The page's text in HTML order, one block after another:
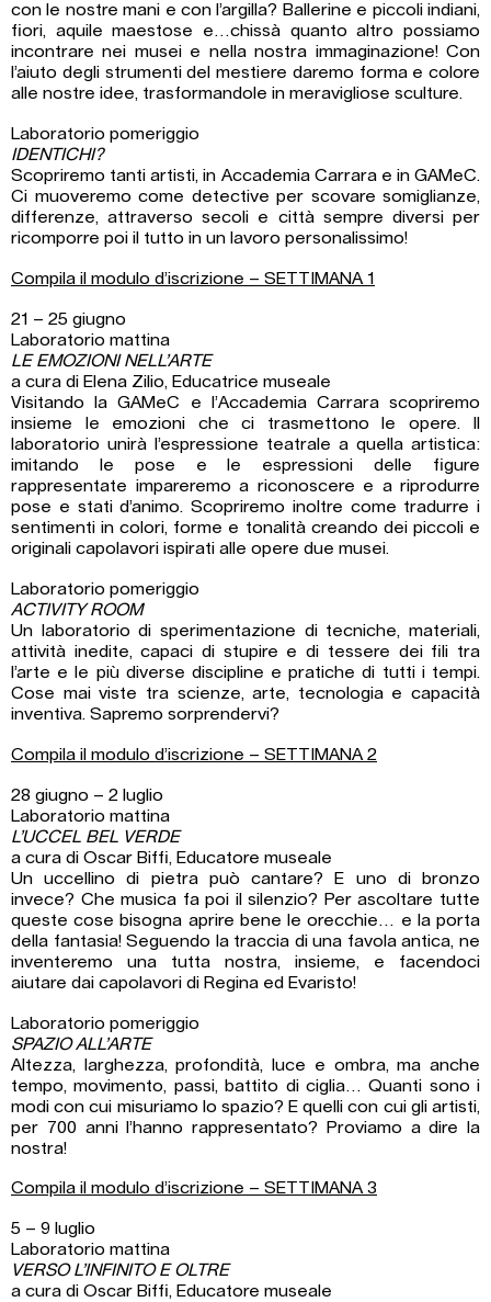
con le nostre mani e con l’argilla? Ballerine e piccoli indiani,
fiori, aquile maestose e…chissà quanto altro possiamo
incontrare nei musei e nella nostra immaginazione! Con
l’aiuto degli strumenti del mestiere daremo forma e colore
alle nostre idee, trasformandole in meravigliose sculture.
Laboratorio pomeriggio
IDENTICHI?
Scopriremo tanti artisti, in Accademia Carrara e in GAMeC.
Ci muoveremo come detective per scovare somiglianze,
differenze, attraverso secoli e città sempre diversi per
ricomporre poi il tutto in un lavoro personalissimo!
Compila il modulo d’iscrizione – SETTIMANA 1
21 – 25 giugno
Laboratorio mattina
LE EMOZIONI NELL’ARTE
a cura di Elena Zilio, Educatrice museale
Visitando la GAMeC e l’Accademia Carrara scopriremo
insieme le emozioni che ci trasmettono le opere. Il
laboratorio unirà l’espressione teatrale a quella artistica:
imitando le pose e le espressioni delle figure
rappresentate impareremo a riconoscere e a riprodurre
pose e stati d’animo. Scopriremo inoltre come tradurre i
sentimenti in colori, forme e tonalità creando dei piccoli e
originali capolavori ispirati alle opere due musei.
Laboratorio pomeriggio
ACTIVITY ROOM
Un laboratorio di sperimentazione di tecniche, materiali,
attività inedite, capaci di stupire e di tessere dei fili tra
l’arte e le più diverse discipline e pratiche di tutti i tempi.
Cose mai viste tra scienze, arte, tecnologia e capacità
inventiva. Sapremo sorprendervi?
Compila il modulo d’iscrizione – SETTIMANA 2
28 giugno – 2 luglio
Laboratorio mattina
L’UCCEL BEL VERDE
a cura di Oscar Biffi, Educatore museale
Un uccellino di pietra può cantare? E uno di bronzo
invece? Che musica fa poi il silenzio? Per ascoltare tutte
queste cose bisogna aprire bene le orecchie… e la porta
della fantasia! Seguendo la traccia di una favola antica, ne
inventeremo una tutta nostra, insieme, e facendoci
aiutare dai capolavori di Regina ed Evaristo!
Laboratorio pomeriggio
SPAZIO ALL’ARTE
Altezza, larghezza, profondità, luce e ombra, ma anche
tempo, movimento, passi, battito di ciglia… Quanti sono i
modi con cui misuriamo lo spazio? E quelli con cui gli artisti,
per 700 anni l’hanno rappresentato? Proviamo a dire la
nostra!
Compila il modulo d’iscrizione – SETTIMANA 3
5 – 9 luglio
Laboratorio mattina
VERSO L’INFINITO E OLTRE
a cura di Oscar Biffi, Educatore museale